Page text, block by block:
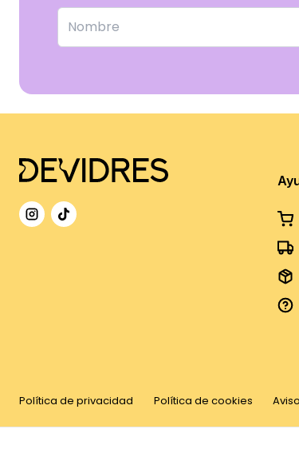
Política de privacidad Política de cookies
©2026DeVidres. Tots els drets reservats.